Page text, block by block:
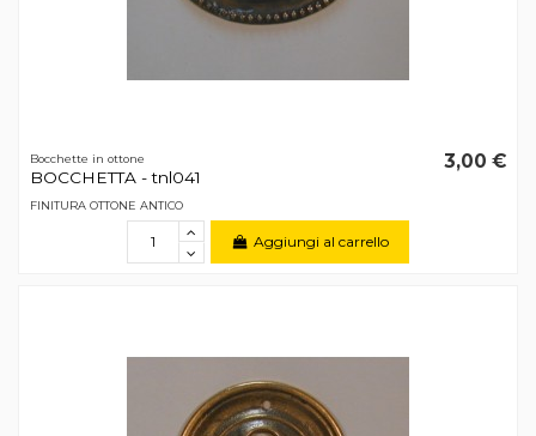
Bocchette in ottone
BOCCHETTA - tnl041
3,00 €
FINITURA OTTONE ANTICO
Aggiungi al carrello